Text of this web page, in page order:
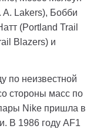
Lakers), Бобби
(Portland Trail
Blazers) и
по неизвестной
стороны масс по
Nike пришла в
В 1986 году AF1